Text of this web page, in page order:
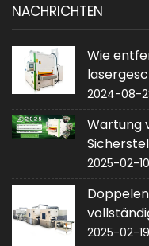
NACHRICHTEN
Wie
2024-08-
Wartung
Leistung
2025-02-10
2025-02-19